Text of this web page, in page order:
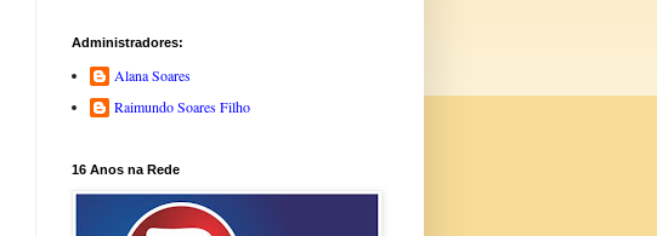
Administradores:
Alana Soares
Raimundo Soares Filho
16 Anos na Rede